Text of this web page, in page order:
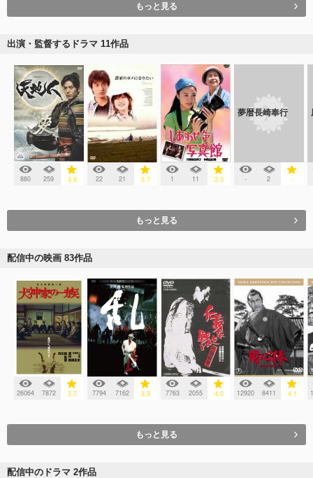
もっと見る
出演・監督するドラマ 11作品
880 259 3.8 22 21 3.7 1 11 2.3
夢暦長崎奉行
- 2 -
もっと見る
配信中の映画 83作品
26064 7872 3.7 7794 7162 3.9 7763 2055 4.0 12920 8411 4.1
もっと見る
配信中のドラマ 2作品